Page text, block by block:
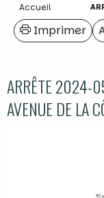
Accueil
Imprimer
ARRÊTE 2024-
AVENUE DE LA